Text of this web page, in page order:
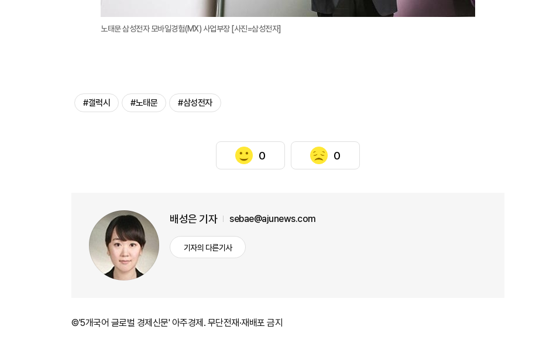
노태문 삼성전자 모바일경험(MX) 사업부장 [사진=삼성전자]
#갤럭시 #노태문 #삼성전자
0 0
배성은 기자 sebae@ajunews.com
기자의 다른기사
©'5개국어 글로벌 경제신문' 아주경제. 무단전재·재배포 금지